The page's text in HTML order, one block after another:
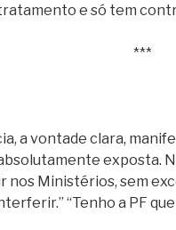
e só tem
***
a vontade clara,
exposta.
nos Ministérios, sem
“Tenho a PF